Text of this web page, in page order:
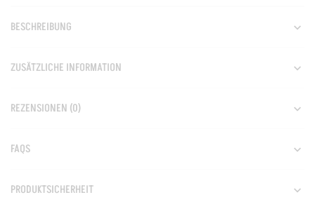
BESCHREIBUNG
ZUSÄTZLICHE INFORMATION
REZENSIONEN (0)
FAQS
PRODUKTSICHERHEIT